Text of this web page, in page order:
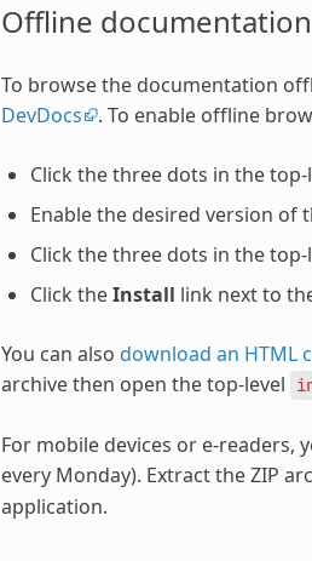
Offline documentation
To browse the documentation
DevDocs
. To enable offline
Click the three dots in the
Enable the desired version of
Click the three dots in the
Click theInstall link next to
You can also download an HTML
archive then open the top-level
For mobile devices or e-readers,
every Monday). Extract the ZIP
application.